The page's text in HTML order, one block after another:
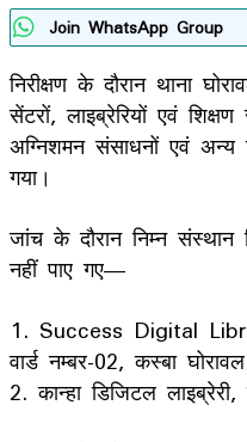
Join WhatsApp Group
निरीक्षण के दौरान थाना
सेंटरों, लाइब्रेरियों एवं
अग्निशमन संसाधनों एवं अन्य
गया।
जांच के दौरान निम्न संस्थान
नहीं पाए गए—
1. Success Digital
वार्ड नम्बर-02, कस्बा
2. कान्हा डिजिटल